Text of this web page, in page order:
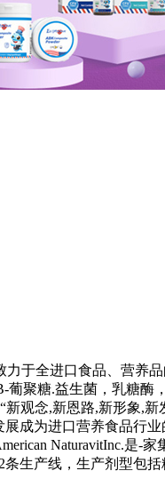
于全进口食品、营养
聚糖.益生菌，乳糖酶
观念,新恩路,新形象,
成为进口营养食品行业
NaturavitInc.是
生产线，生产剂型包